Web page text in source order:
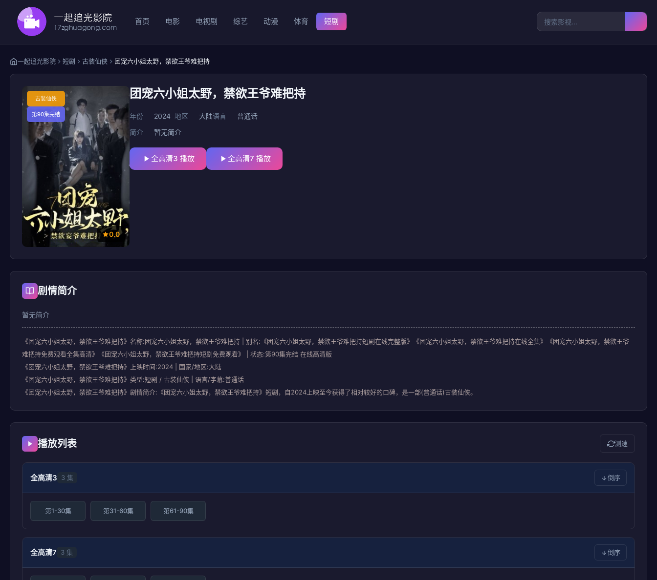
首页 电影 电视剧 综艺 动漫 体育 短剧
一起追光影院 短剧 古装仙侠 团宠六小姐太野，禁欲王爷难把持
古装仙侠
第90集完结
0.0
团宠六小姐太野，禁欲王爷难把持
年份 2024 地区 大陆语言
普通话
简介
暂无简介
全高清3 播放 全高清7 播放
剧情简介
暂无简介
《团宠六小姐太野，禁欲王爷难把持》名称:团宠六小姐太野，禁欲王爷难把持 | 别名:《团宠六小姐太野，禁欲王爷难把持短剧在线完整版》《团宠六小姐太野，禁欲王爷难把持在线全集》《团宠六小姐太野，禁欲王爷
难把持免费观看全集高清》《团宠六小姐太野，禁欲王爷难把持短剧免费观看》 | 状态:第90集完结 在线高清版
《团宠六小姐太野，禁欲王爷难把持》上映时间:2024 | 国家/地区:大陆
《团宠六小姐太野，禁欲王爷难把持》类型:短剧 / 古装仙侠 | 语言/字幕:普通话
《团宠六小姐太野，禁欲王爷难把持》剧情简介:《团宠六小姐太野，禁欲王爷难把持》短剧，自2024上映至今获得了相对较好的口碑，是一部(普通话)古装仙侠。
播放列表 测速
全高清3 3 集 倒序
第1-30集 第31-60集 第61-90集
全高清7 3 集 倒序